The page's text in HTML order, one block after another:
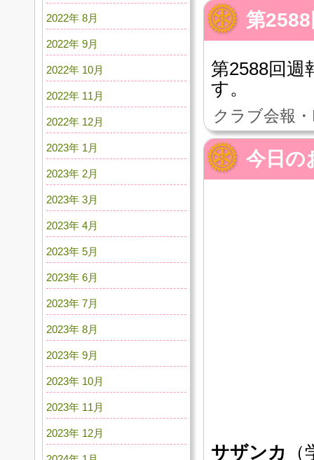
第
第2588回週
す。
クラブ会報
今日の
サザンカ
2022年 8月
2022年 9月
2022年 10月
2022年 11月
2022年 12月
2023年 1月
2023年 2月
2023年 3月
2023年 4月
2023年 5月
2023年 6月
2023年 7月
2023年 8月
2023年 9月
2023年 10月
2023年 11月
2023年 12月